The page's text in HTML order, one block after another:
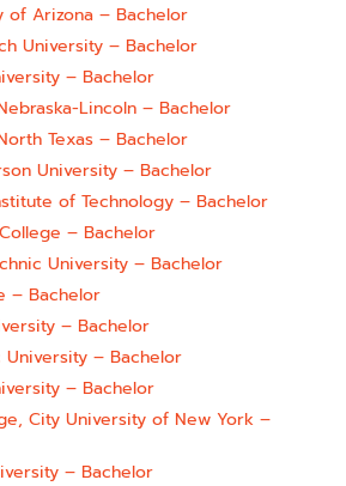
of Arizona – Bachelor
University – Bachelor
– Bachelor
Lincoln – Bachelor
Texas – Bachelor
University – Bachelor
of Technology – Bachelor
– Bachelor
University – Bachelor
– Bachelor
– Bachelor
University – Bachelor
– Bachelor
City University of New York –
– Bachelor